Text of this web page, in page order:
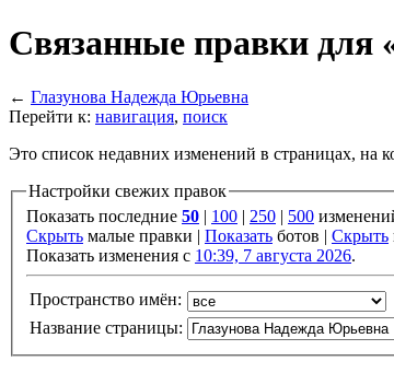
Связанные правки для
← Глазунова Надежда Юрьевна
Перейти к: навигация, поиск
Это список недавних изменений в страницах, на
Настройки свежих правок
Показать последние 50 100 250 500
Скрыть малые правки | Показать ботов | Скрыть
Показать изменения с 10:39, 7 августа 2026.
Пространство имён:
Название страницы: